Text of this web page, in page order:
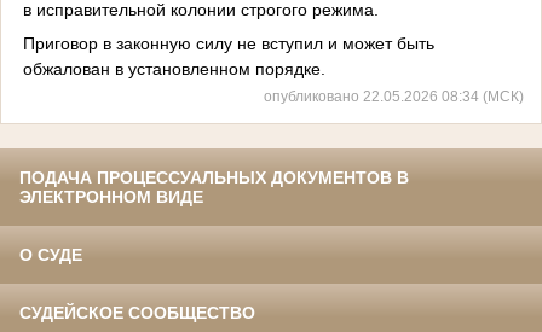
в исправительной колонии строгого режима.
Приговор в законную силу не вступил и может быть
обжалован в установленном порядке.
опубликовано 22.05.2026 08:34 (МСК)
ПОДАЧА ПРОЦЕССУАЛЬНЫХ ДОКУМЕНТОВ В
ЭЛЕКТРОННОМ ВИДЕ
О СУДЕ
СУДЕЙСКОЕ СООБЩЕСТВО